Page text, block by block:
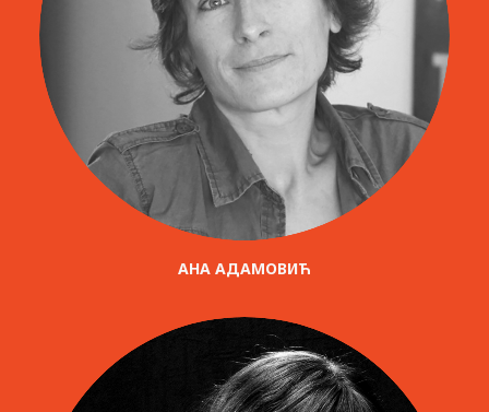
AНА АДАМОВИЋ